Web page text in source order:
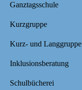
Ganztagsschule
Kurzgruppe
Kurz- und Langgruppe
Inklusionsberatung
Schulbücherei